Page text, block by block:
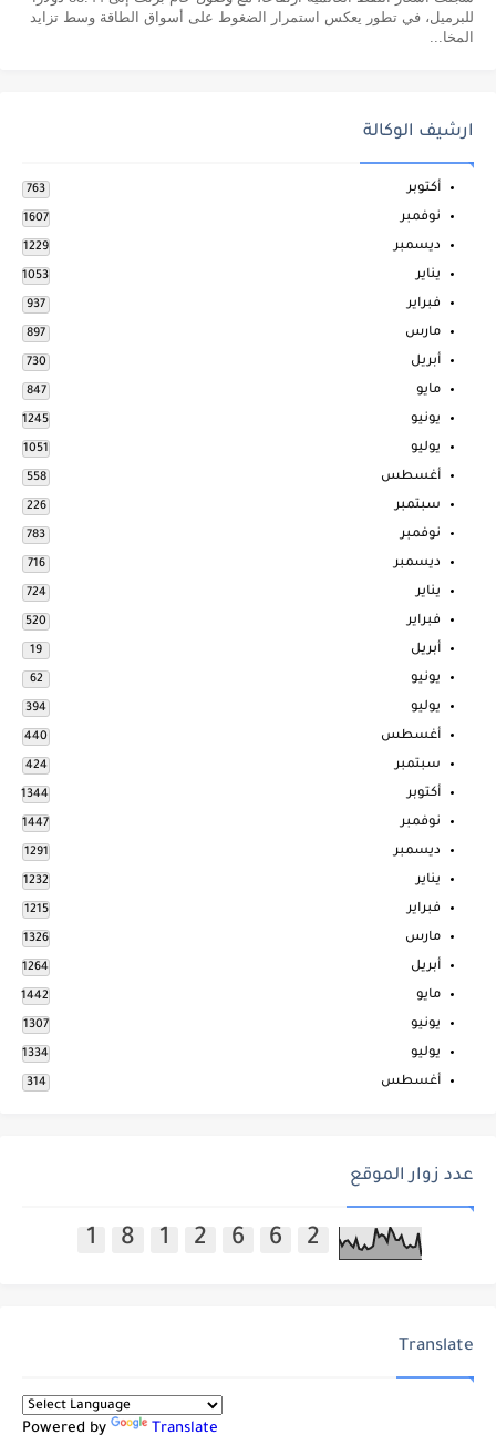
للبرميل، في تطور يعكس استمرار الضغوط على أسواق الطاقة وسط تزايد
المخا...
ارشيف الوكالة
أكتوبر 763
نوفمبر 1607
ديسمبر 1229
يناير 1053
فبراير 937
مارس 897
أبريل 730
مايو 847
يونيو 1245
يوليو 1051
أغسطس 558
سبتمبر 226
نوفمبر 783
ديسمبر 716
يناير 724
فبراير 520
أبريل 19
يونيو 62
يوليو 394
أغسطس 440
سبتمبر 424
أكتوبر 1344
نوفمبر 1447
ديسمبر 1291
يناير 1232
فبراير 1215
مارس 1326
أبريل 1264
مايو 1442
يونيو 1307
يوليو 1334
أغسطس 314
عدد زوار الموقع
1 8 1 2 6 6 2
Translate
Powered by Translate